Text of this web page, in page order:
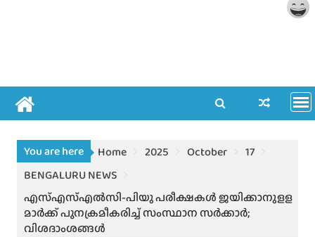
You are here Home 2025 October
17
BENGALURU NEWS
എസ്എസ്എല്‍സി-പിയു പരീക്ഷകൾ ജയിക്കാനുളള
മാര്‍ക്ക് പുനക്രമീകരിച്ച് സംസ്ഥാന സർക്കാർ;
വിശദാംശങ്ങൾ